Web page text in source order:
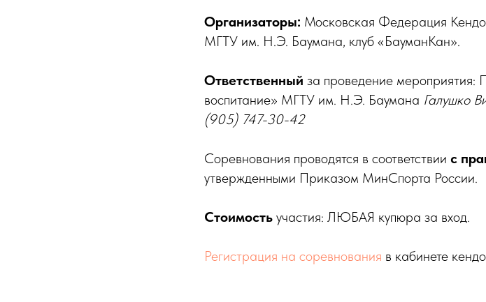
Организаторы: Московская Федерация
МГТУ им. Н.Э. Баумана, клуб «БауманКан».
Ответственный за проведение мероприятия:
воспитание» МГТУ им. Н.Э. Баумана Галушко
(905) 747-30-42
Соревнования проводятся в соответствии с
утвержденными Приказом МинСпорта России.
Стоимость участия: ЛЮБАЯ купюра за вход.
Регистрация на соревнования в кабинете